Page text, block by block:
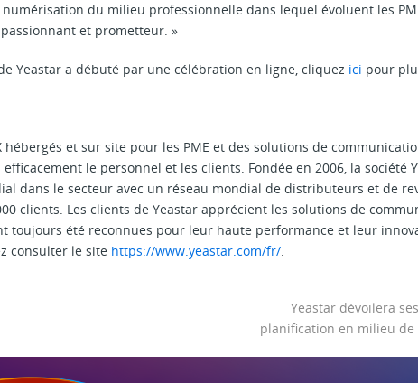
du milieu professionnelle dans lequel évoluent les
et prometteur. »
Yeastar a débuté par une célébration en ligne, cliquez ici pour
hébergés et sur site pour les PME et des solutions de
le personnel et les clients. Fondée en 2006, la société
dans le secteur avec un réseau mondial de distributeurs et de
clients. Les clients de Yeastar apprécient les solutions de
toujours été reconnues pour leur haute performance et leur
consulter le site https://www.yeastar.com/fr/.
Yeastar dévoilera
planification en milieu de